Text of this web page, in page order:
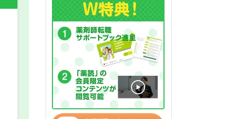
希望の働き方
正社員
パート(週4日～5日)